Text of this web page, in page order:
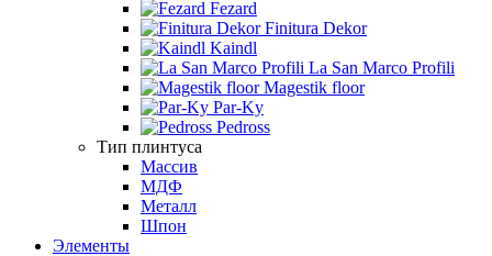
Fezard
Finitura Dekor
Kaindl
La San Marco Profili
Magestik floor
Par-Ky
Pedross
Тип плинтуса
Массив
МДФ
Металл
Шпон
Элементы